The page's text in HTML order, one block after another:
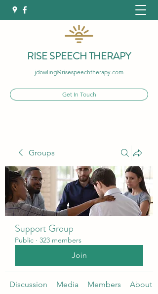
RISE SPEECH THERAPY
jdowling@risespeechtherapy.com
Get In Touch
Groups
Support Group
Public · 323 members
Join
Discussion Media Members About